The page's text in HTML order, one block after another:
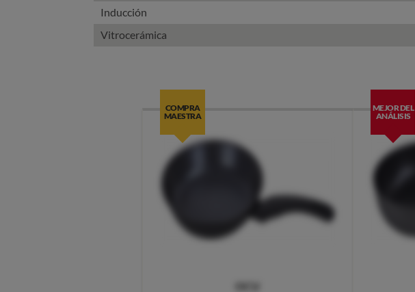
Inducción
Vitrocerámica
COMPRA
MAESTRA
MEJOR DEL
ANÁLISIS